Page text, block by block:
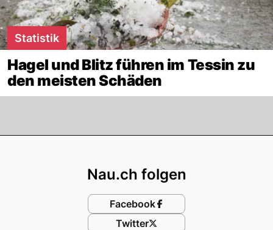
Statistik
Hagel und Blitz führen im Tessin zu
den meisten Schäden
Nau.ch folgen
Facebook
Twitter